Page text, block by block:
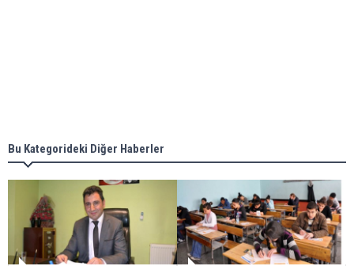
Bu Kategorideki Diğer Haberler